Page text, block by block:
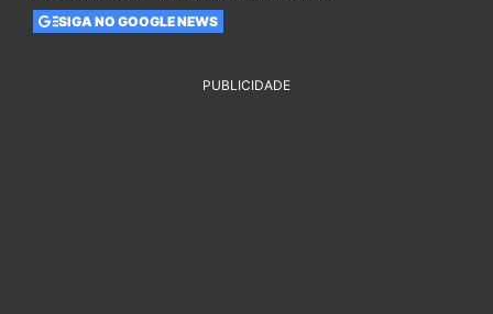
SIGA NO GOOGLE NEWS
PUBLICIDADE